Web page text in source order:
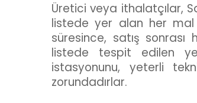
Üretici veya ithalatçılar,
listede yer alan her mal
süresince, satış
listede tespit edilen
istasyonunu, yeterli
zorundadırlar.